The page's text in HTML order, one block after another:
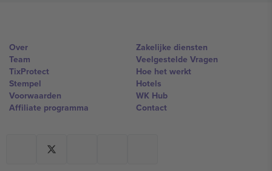
Over
Team
TixProtect
Stempel
Voorwaarden
Affiliate programma
Zakelijke diensten
Veelgestelde Vragen
Hoe het werkt
Hotels
WK Hub
Contact